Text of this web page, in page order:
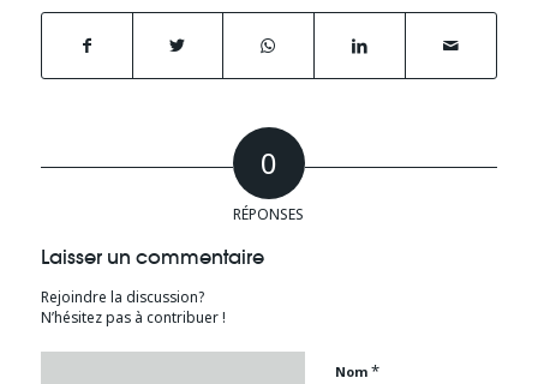
0
RÉPONSES
Laisser un commentaire
Rejoindre la discussion?
N’hésitez pas à contribuer !
Nom *